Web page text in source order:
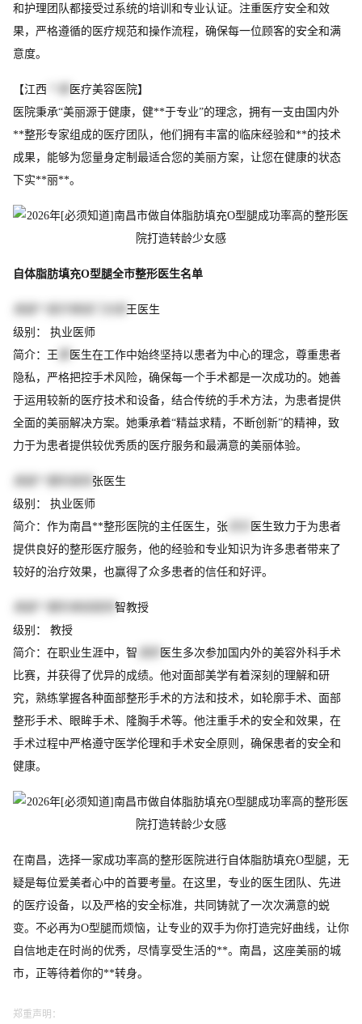
和护理团队都接受过系统的培训和专业认证。注重医疗安全和效
果，严格遵循的医疗规范和操作流程，确保每一位顾客的安全和满
意度。
【江西
医疗美容医院】
医院秉承“美丽源于健康，健**于专业”的理念，拥有一支由国内外
**整形专家组成的医疗团队，他们拥有丰富的临床经验和**的技术
成果，能够为您量身定制最适合您的美丽方案，让您在健康的状态
下实**丽**。
自体脂肪填充O型腿全市整形医生名单
王医生
级别： 执业医师
简介：王
医生在工作中始终坚持以患者为中心的理念，尊重患者
隐私，严格把控手术风险，确保每一个手术都是一次成功的。她善
于运用较新的医疗技术和设备，结合传统的手术方法，为患者提供
全面的美丽解决方案。她秉承着“精益求精，不断创新”的精神，致
力于为患者提供较优秀质的医疗服务和最满意的美丽体验。
张医生
级别： 执业医师
简介：作为南昌**整形医院的主任医生，张
医生致力于为患者
提供良好的整形医疗服务，他的经验和专业知识为许多患者带来了
较好的治疗效果，也赢得了众多患者的信任和好评。
智教授
级别： 教授
简介：在职业生涯中，智
医生多次参加国内外的美容外科手术
比赛，并获得了优异的成绩。他对面部美学有着深刻的理解和研
究，熟练掌握各种面部整形手术的方法和技术，如轮廓手术、面部
整形手术、眼眸手术、隆胸手术等。他注重手术的安全和效果，在
手术过程中严格遵守医学伦理和手术安全原则，确保患者的安全和
健康。
在南昌，选择一家成功率高的整形医院进行自体脂肪填充O型腿，无
疑是每位爱美者心中的首要考量。在这里，专业的医生团队、先进
的医疗设备，以及严格的安全标准，共同铸就了一次次满意的蜕
变。不必再为O型腿而烦恼，让专业的双手为你打造完好曲线，让你
自信地走在时尚的优秀，尽情享受生活的**。南昌，这座美丽的城
市，正等待着你的**转身。
郑重声明：